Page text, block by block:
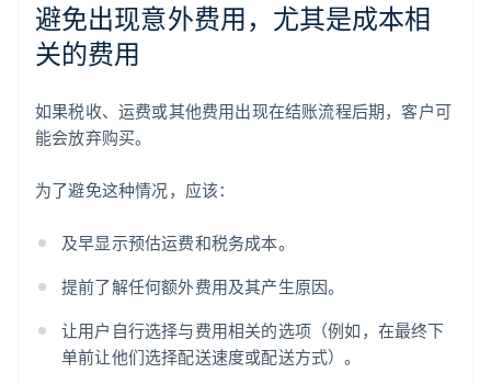
避免出现意外费用，尤其是成本相
关的费用
如果税收、运费或其他费用出现在结账流程后期，客户可
能会放弃购买。
为了避免这种情况，应该：
及早显示预估运费和税务成本。
提前了解任何额外费用及其产生原因。
让用户自行选择与费用相关的选项（例如，在最终下
单前让他们选择配送速度或配送方式）。